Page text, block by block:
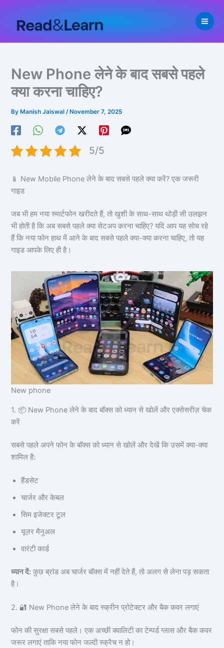
content
New Phone लेने के बाद सबसे पहले
क्या करना चाहिए?
ByManish Jaiswal /November 7, 2025
5/5
📱 New Mobile Phone लेने के बाद सबसे पहले क्या करें? एक जरूरी
गाइड
जब भी हम नया स्मार्टफोन खरीदते हैं, तो खुशी के साथ-साथ थोड़ी सी उलझन
भी होती है कि अब सबसे पहले क्या सेटअप करना चाहिए? यदि आप यह सोच रहे
हैं कि नया फोन हाथ में आने के बाद सबसे पहले क्या-क्या करना चाहिए, तो यह
गाइड आपके लिए ही है।
New phone
1. 📦 New Phone लेने के बाद बॉक्स को ध्यान से खोलें और एक्सेसरीज़ चेक
करें
सबसे पहले अपने फोन के बॉक्स को ध्यान से खोलें और देखें कि उसमें क्या-क्या
शामिल है:
हैंडसेट
चार्जर और केबल
सिम इजेक्टर टूल
यूज़र मैनुअल
वारंटी कार्ड
ध्यान दें: कुछ ब्रांड अब चार्जर बॉक्स में नहीं देते हैं, तो अलग से लेना पड़ सकता
है।
2. 🔐 New Phone लेने के बाद स्क्रीन प्रोटेक्टर और बैक कवर लगाएं
फोन की सुरक्षा सबसे पहले। एक अच्छी क्वालिटी का टेम्पर्ड ग्लास और बैक कवर
जरूर लगाएं ताकि नया फोन जल्दी स्क्रैच न हो।